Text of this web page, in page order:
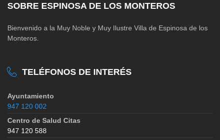
SOBRE ESPINOSA DE LOS MONTEROS
Bienvenido a la Muy Noble y Muy Ilustre Villa de Espinosa de los
Monteros.
TELÉFONOS DE INTERÉS
Ayuntamiento
947 120 002
Centro de Salud Citas
947 120 588